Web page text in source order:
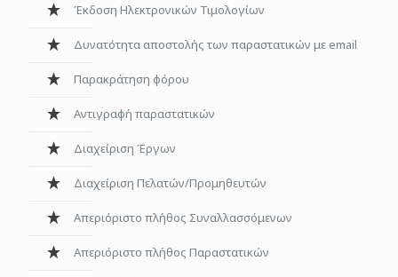
Έκδοση Ηλεκτρονικών Τιμολογίων
Δυνατότητα αποστολής των παραστατικών με email
Παρακράτηση φόρου
Αντιγραφή παραστατικών
Διαχείριση Έργων
Διαχείριση Πελατών/Προμηθευτών
Απεριόριστο πλήθος Συναλλασσόμενων
Aπεριόριστο πλήθος Παραστατικών